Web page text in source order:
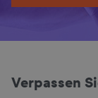
Verpassen